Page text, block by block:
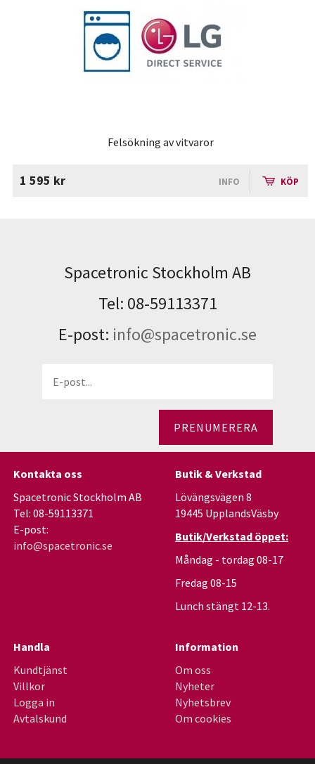
Felsökning av vitvaror
1 595 kr INFO KÖP
Spacetronic Stockholm AB
Tel: 08-59113371
E-post: info@spacetronic.se
PRENUMERERA
Kontakta oss
Spacetronic Stockholm AB
Tel: 08-59113371
E-post:
info@spacetronic.se
Butik & Verkstad
Lövängsvägen 8
19445 UpplandsVäsby
Butik/Verkstad öppet:
Måndag - tordag 08-17
Fredag 08-15
Lunch stängt 12-13.
Handla
Kundtjänst
Villkor
Logga in
Avtalskund
Information
Om oss
Nyheter
Nyhetsbrev
Om cookies